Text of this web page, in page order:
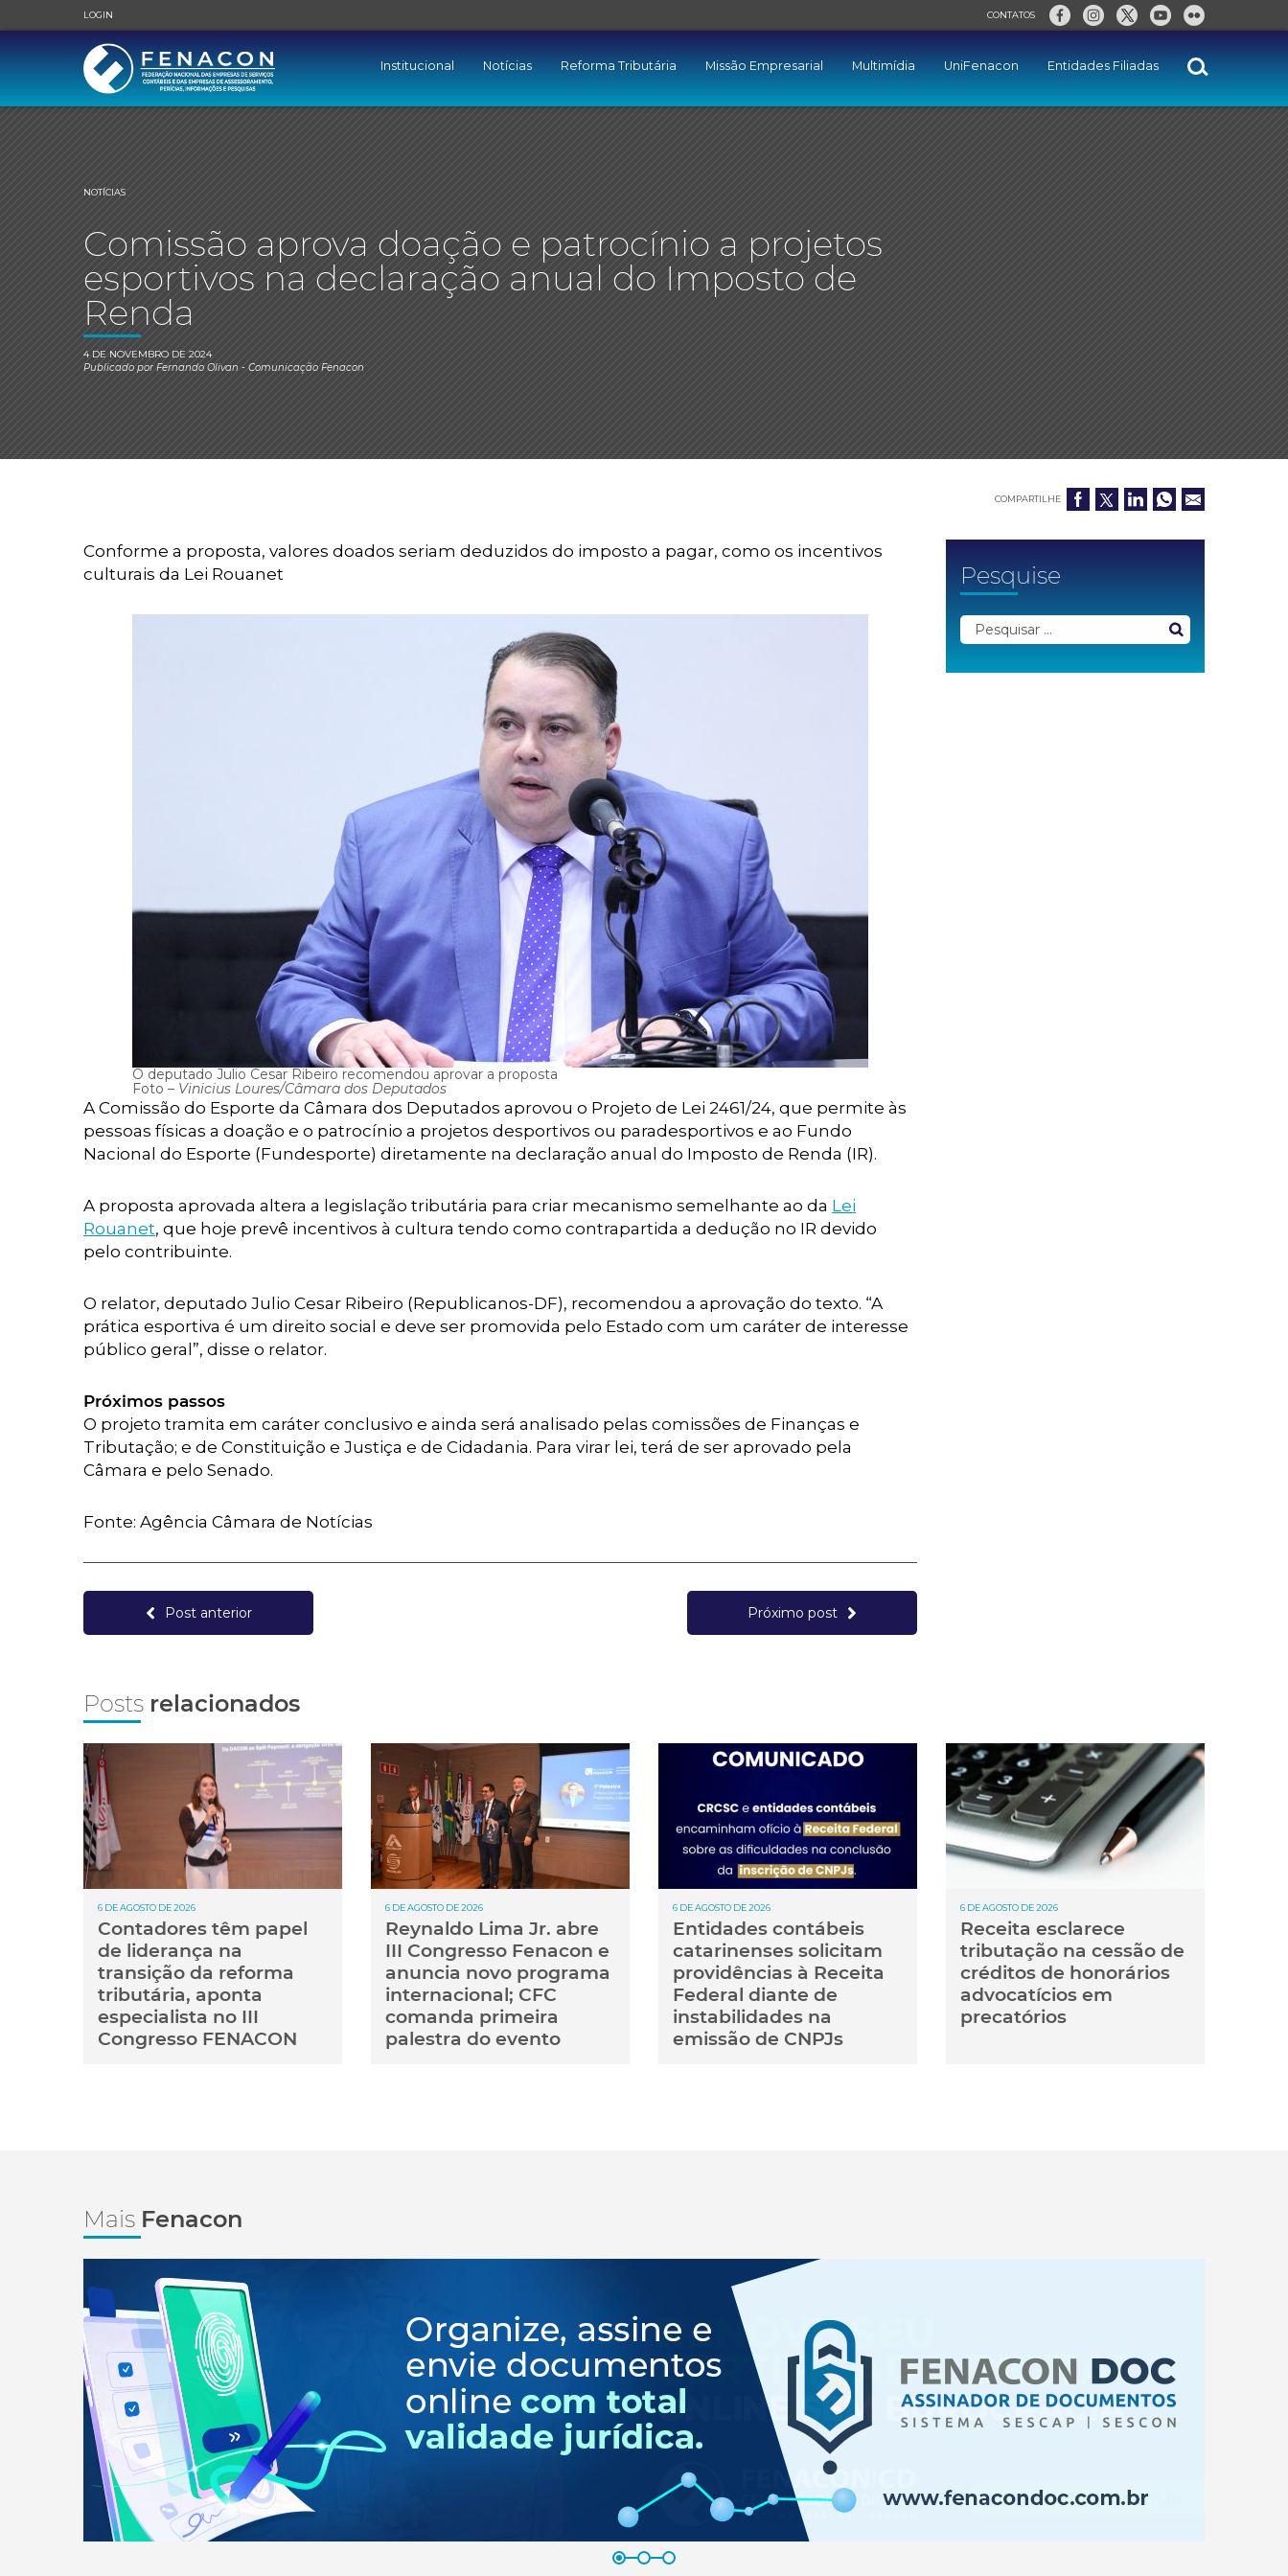
LOGIN CONTATOS
Institucional Notícias Reforma Tributária Missão Empresarial Multimídia UniFenacon Entidades Filiadas
NOTÍCIAS
Comissão aprova doação e patrocínio a projetos
esportivos na declaração anual do Imposto de
Renda
4 DE NOVEMBRO DE 2024
Publicado porFernando Olivan- Comunicação Fenacon
COMPARTILHE
Conforme a proposta, valores doados seriam deduzidos do imposto a pagar, como os incentivos
culturais da Lei Rouanet
O deputado Julio Cesar Ribeiro recomendou aprovar a proposta
Foto – Vinicius Loures/Câmara dos Deputados
A Comissão do Esporte da Câmara dos Deputados aprovou o Projeto de Lei 2461/24, que permite às
pessoas físicas a doação e o patrocínio a projetos desportivos ou paradesportivos e ao Fundo
Nacional do Esporte (Fundesporte) diretamente na declaração anual do Imposto de Renda (IR).
A proposta aprovada altera a legislação tributária para criar mecanismo semelhante ao da Lei
Rouanet, que hoje prevê incentivos à cultura tendo como contrapartida a dedução no IR devido
pelo contribuinte.
O relator, deputado Julio Cesar Ribeiro (Republicanos-DF), recomendou a aprovação do texto. “A
prática esportiva é um direito social e deve ser promovida pelo Estado com um caráter de interesse
público geral”, disse o relator.
Próximos passos
O projeto tramita em caráter conclusivo e ainda será analisado pelas comissões de Finanças e
Tributação; e de Constituição e Justiça e de Cidadania. Para virar lei, terá de ser aprovado pela
Câmara e pelo Senado.
Fonte: Agência Câmara de Notícias
Post anterior Próximo post
Pesquise
Posts relacionados
6 DE AGOSTO DE 2026
Contadores têm papel
de liderança na
transição da reforma
tributária, aponta
especialista no III
Congresso FENACON
6 DE AGOSTO DE 2026
Reynaldo Lima Jr. abre
III Congresso Fenacon e
anuncia novo programa
internacional; CFC
comanda primeira
palestra do evento
6 DE AGOSTO DE 2026
Entidades contábeis
catarinenses solicitam
providências à Receita
Federal diante de
instabilidades na
emissão de CNPJs
6 DE AGOSTO DE 2026
Receita esclarece
tributação na cessão de
créditos de honorários
advocatícios em
precatórios
Mais Fenacon